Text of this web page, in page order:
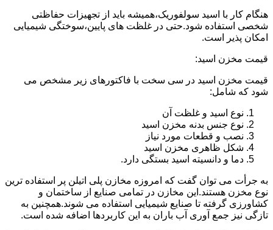
هنگام کار با اسید سولفوریک،همیشه باید از تجهیزات حفاظتی
شخصی استفاده شود.حتی در غلظت های پایین،سوختگی شیمیایی
امکان پذیر است.
قیمت مخزن اسید:
قیمت مخزن اسید در سی سخت با فاکتورهای زیر مشخص می
شود که شامل:
نوع اسید و غلظت آن
نوع جنس بدنه مخزن اسید
نصب و قطعات مورد نیاز
شکل ظاهری مخزن اسید
دما و دانسیته اسید بستگی دارد.
به جرأت می توان گفت که امروزه مخازن پلی اتیلن پر استفاده ترین
نوع مخزن هستند.این مخازن در تمامی صنایع از ساختمان و
کشاورزی گرفته تا صنایع شیمیایی استفاده می شوند.همچنین به
تازگی نیز جمع آوری آب باران به این کاربردها اضافه شده است.